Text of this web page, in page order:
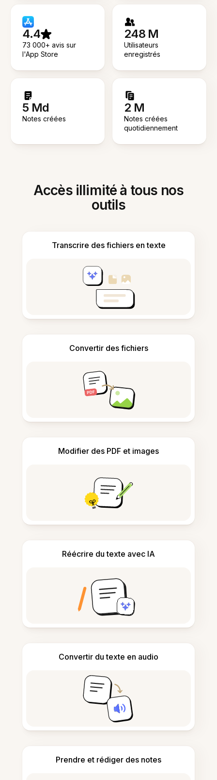
4.4
73 000+ avis sur
l'App Store
248 M
Utilisateurs
enregistrés
5 Md
Notes créées
2 M
Notes créées
quotidiennement
Accès illimité à tous nos
outils
Transcrire des fichiers en texte
Convertir des fichiers
Modifier des PDF et images
Réécrire du texte avec IA
Convertir du texte en audio
Prendre et rédiger des notes